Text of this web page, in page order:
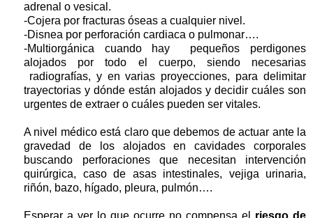
adrenal o vesical.
-Cojera por fracturas óseas a cualquier nivel.
-Disnea por perforación cardiaca o pulmonar….
-Multiorgánica cuando hay pequeños perdigones
alojados por todo el cuerpo, siendo necesarias
radiografías, y en varias proyecciones, para delimitar
trayectorias y dónde están alojados y decidir cuáles son
urgentes de extraer o cuáles pueden ser vitales.
A nivel médico está claro que debemos de actuar ante la
gravedad de los alojados en cavidades corporales
buscando perforaciones que necesitan intervención
quirúrgica, caso de asas intestinales, vejiga urinaria,
riñón, bazo, hígado, pleura, pulmón….
Esperar a ver lo que ocurre no compensa el riesgo de